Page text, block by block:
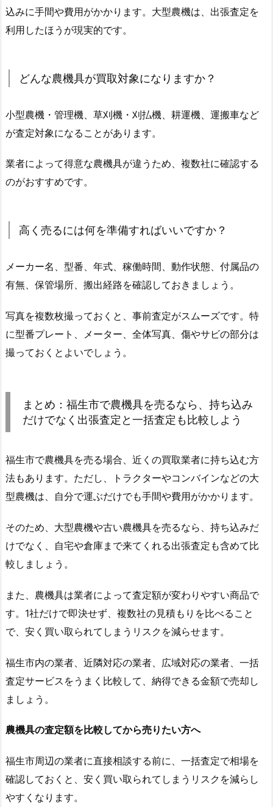
込みに手間や費用がかかります。大型農機は、出張査定を
利用したほうが現実的です。
どんな農機具が買取対象になりますか？
小型農機・管理機、草刈機・刈払機、耕運機、運搬車など
が査定対象になることがあります。
業者によって得意な農機具が違うため、複数社に確認する
のがおすすめです。
高く売るには何を準備すればいいですか？
メーカー名、型番、年式、稼働時間、動作状態、付属品の
有無、保管場所、搬出経路を確認しておきましょう。
写真を複数枚撮っておくと、事前査定がスムーズです。特
に型番プレート、メーター、全体写真、傷やサビの部分は
撮っておくとよいでしょう。
まとめ：福生市で農機具を売るなら、持ち込み
だけでなく出張査定と一括査定も比較しよう
福生市で農機具を売る場合、近くの買取業者に持ち込む方
法もあります。ただし、トラクターやコンバインなどの大
型農機は、自分で運ぶだけでも手間や費用がかかります。
そのため、大型農機や古い農機具を売るなら、持ち込みだ
けでなく、自宅や倉庫まで来てくれる出張査定も含めて比
較しましょう。
また、農機具は業者によって査定額が変わりやすい商品で
す。1社だけで即決せず、複数社の見積もりを比べること
で、安く買い取られてしまうリスクを減らせます。
福生市内の業者、近隣対応の業者、広域対応の業者、一括
査定サービスをうまく比較して、納得できる金額で売却し
ましょう。
農機具の査定額を比較してから売りたい方へ
福生市周辺の業者に直接相談する前に、一括査定で相場を
確認しておくと、安く買い取られてしまうリスクを減らし
やすくなります。